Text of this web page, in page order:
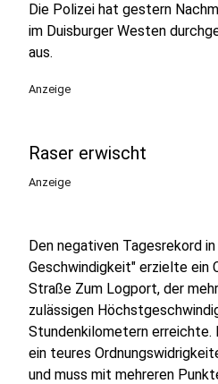
Die Polizei hat gestern
im Duisburger Westen
aus.
Anzeige
Raser erwischt
Anzeige
Den negativen Tagesrekord
Geschwindigkeit" erzielte ein
Straße Zum Logport, der
zulässigen
Stundenkilometern erreichte.
ein teures
und muss mit mehreren